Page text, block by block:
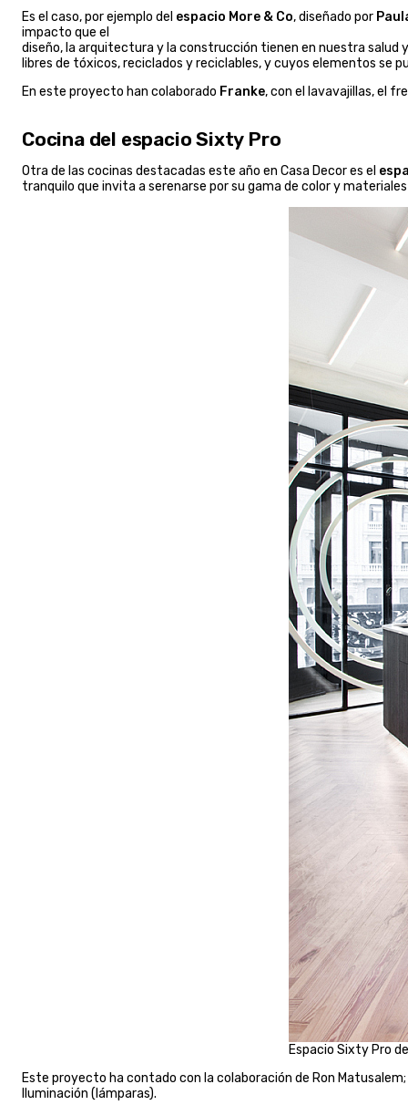
Es el caso, por ejemplo del espacio More & Co, diseñado por
impacto que el
diseño, la arquitectura y la construcción tienen en nuestra salud
libres de tóxicos, reciclados y reciclables, y cuyos elementos se
En este proyecto han colaborado Franke, con el lavavajillas, el
Cocina del espacio Sixty Pro
Otra de las cocinas destacadas este año en Casa Decor es el
tranquilo que invita a serenarse por su gama de color y
Espacio Sixty Pro
Este proyecto ha contado con la colaboración de Ron Matusalem;
Iluminación (lámparas).